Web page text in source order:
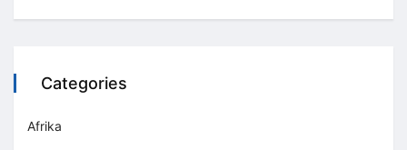
Categories
Afrika